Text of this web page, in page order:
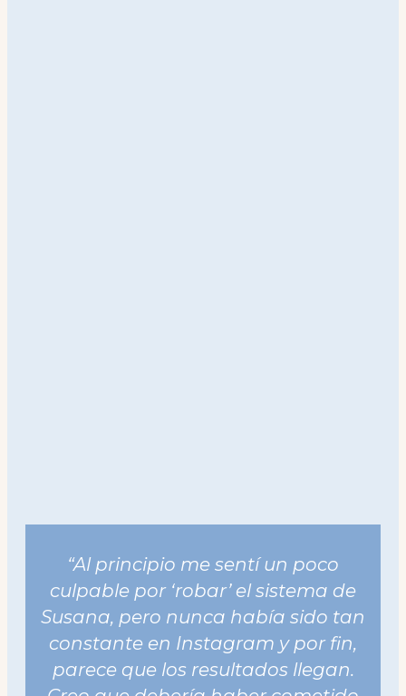
“Al principio me sentí un poco
culpable por ‘robar’ el sistema de
Susana, pero nunca había sido tan
constante en Instagram y por fin,
parece que los resultados llegan.